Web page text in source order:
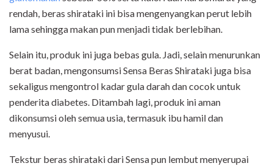
rendah, beras shirataki ini bisa mengenyangkan perut lebih
lama sehingga makan pun menjadi tidak berlebihan.
Selain itu, produk ini juga bebas gula. Jadi, selain menurunkan
berat badan, mengonsumsi Sensa Beras Shirataki juga bisa
sekaligus mengontrol kadar gula darah dan cocok untuk
penderita diabetes. Ditambah lagi, produk ini aman
dikonsumsi oleh semua usia, termasuk ibu hamil dan
menyusui.
Tekstur beras shirataki dari Sensa pun lembut menyerupai